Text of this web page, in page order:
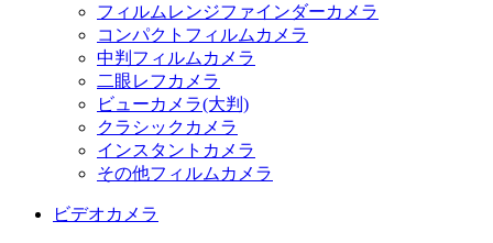
フィルムレンジファインダーカメラ
コンパクトフィルムカメラ
中判フィルムカメラ
二眼レフカメラ
ビューカメラ(大判)
クラシックカメラ
インスタントカメラ
その他フィルムカメラ
ビデオカメラ